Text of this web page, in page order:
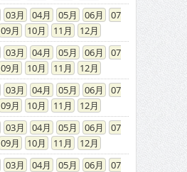
03 04 05 06
07
09 10 11
12
03 04 05 06
07
09 10 11
12
03 04 05 06
07
09 10 11
12
03 04 05 06
07
09 10 11
12
03 04 05 06
07